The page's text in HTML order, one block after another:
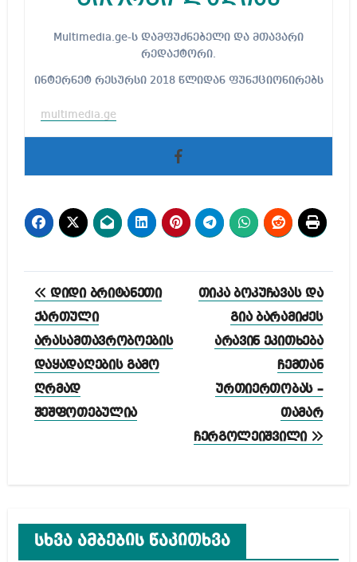
Multimedia.ge-ს დამფუძნებელი და მთავარი
რედაქტორი.
ინტერნეტ რესურსი 2018 წლიდან ფუნქციონირებს
multimedia.ge
პოსტის
ნავიგაცია
დიდი ბრიტანეთი
ქართული
არასამთავრობოების
დაყადაღების გამო
ღრმად
შეშფოთებულია
თიკა ბოკუჩავას და
გია ბარამიძეს
არავინ ეკითხება
ჩემთან
ურთიერთობას –
თამარ
ჩერგოლეიშვილი
სხვა ამბების წაკითხვა